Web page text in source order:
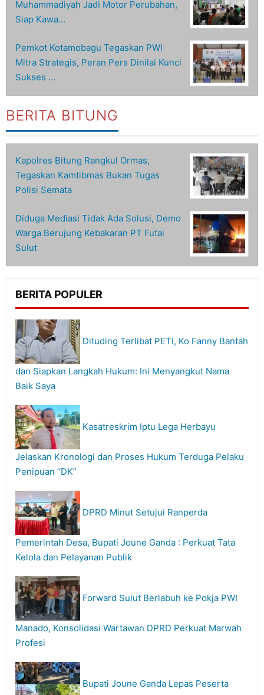
Muhammadiyah Jadi Motor Perubahan,
Siap Kawa…
Pemkot Kotamobagu Tegaskan PWI
Mitra Strategis, Peran Pers Dinilai Kunci
Sukses …
BERITA BITUNG
Kapolres Bitung Rangkul Ormas,
Tegaskan Kamtibmas Bukan Tugas
Polisi Semata
Diduga Mediasi Tidak Ada Solusi, Demo
Warga Berujung Kebakaran PT Futai
Sulut
BERITA POPULER
Dituding Terlibat PETI, Ko Fanny Bantah
dan Siapkan Langkah Hukum: Ini Menyangkut Nama
Baik Saya
Kasatreskrim Iptu Lega Herbayu
Jelaskan Kronologi dan Proses Hukum Terduga Pelaku
Penipuan “DK”
DPRD Minut Setujui Ranperda
Pemerintah Desa, Bupati Joune Ganda : Perkuat Tata
Kelola dan Pelayanan Publik
Forward Sulut Berlabuh ke Pokja PWI
Manado, Konsolidasi Wartawan DPRD Perkuat Marwah
Profesi
Bupati Joune Ganda Lepas Peserta